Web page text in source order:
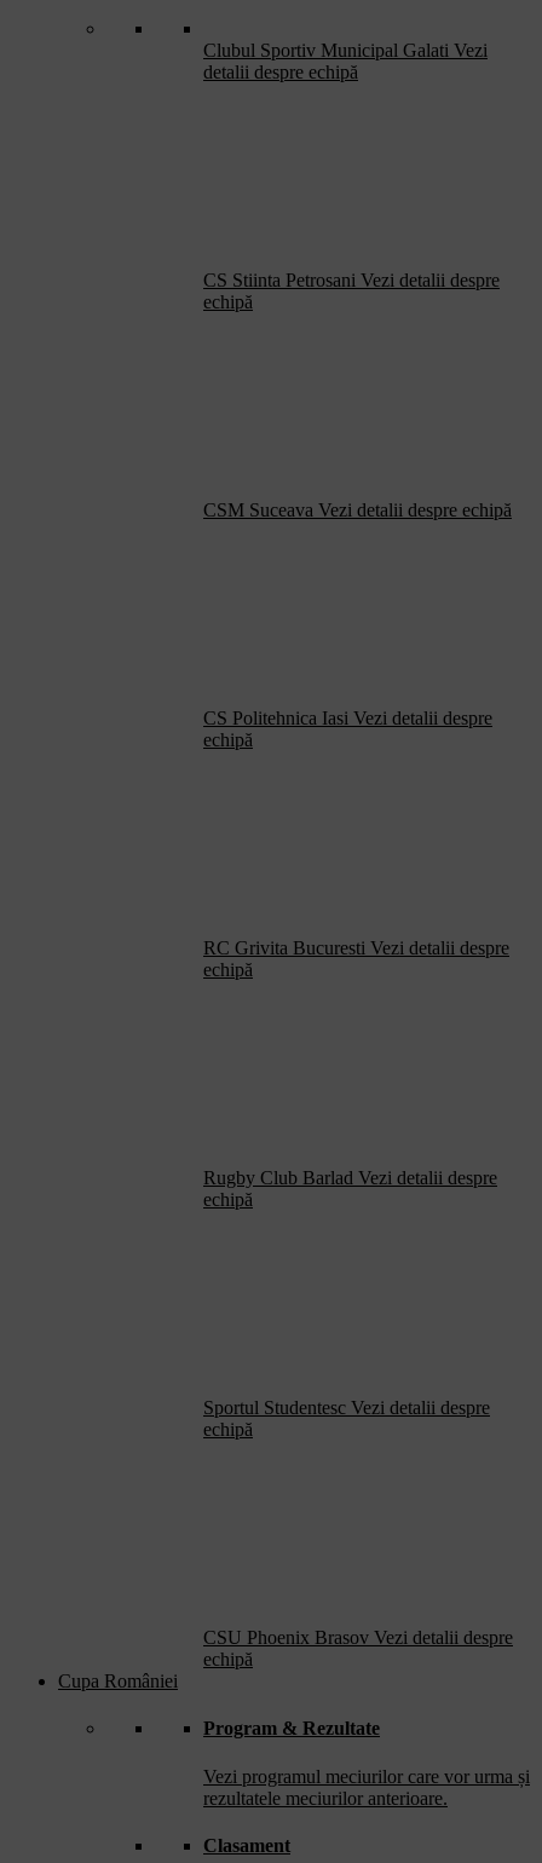
Clubul Sportiv Municipal Galati Vezi
detalii despre echipă
CS Stiinta Petrosani Vezi detalii despre
echipă
CSM Suceava Vezi detalii despre echipă
CS Politehnica Iasi Vezi detalii despre
echipă
RC Grivita Bucuresti Vezi detalii despre
echipă
Rugby Club Barlad Vezi detalii despre
echipă
Sportul Studentesc Vezi detalii despre
echipă
CSU Phoenix Brasov Vezi detalii despre
echipă
Cupa României
Program & Rezultate
Vezi programul meciurilor care vor urma și
rezultatele meciurilor anterioare.
Clasament